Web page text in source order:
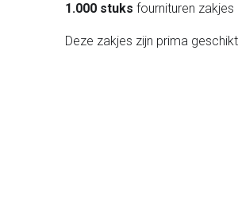
1.000 stuks fournituren
Deze zakjes zijn prima